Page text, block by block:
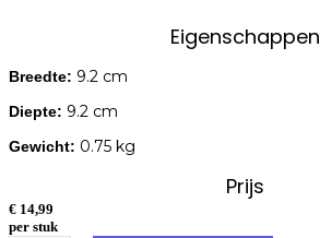
Eigenschappen
Breedte: 9.2 cm
Diepte: 9.2 cm
Gewicht: 0.75 kg
Prijs
€ 14,99
per stuk